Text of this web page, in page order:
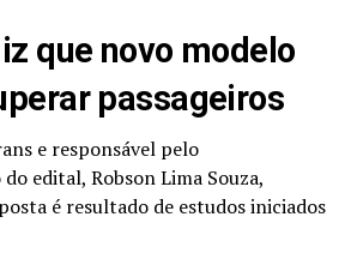
que novo modelo
passageiros
e responsável pelo
edital, Robson Lima Souza,
é resultado de estudos iniciados